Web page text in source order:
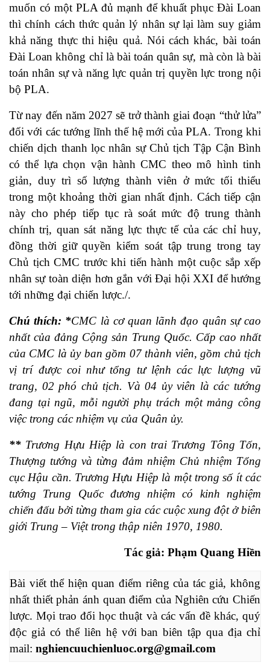
muốn có một PLA đủ mạnh để khuất phục Đài Loan
thì chính cách thức quản lý nhân sự lại làm suy giảm
khả năng thực thi hiệu quả. Nói cách khác, bài toán
Đài Loan không chỉ là bài toán quân sự, mà còn là bài
toán nhân sự và năng lực quản trị quyền lực trong nội
bộ PLA.
Từ nay đến năm 2027 sẽ trở thành giai đoạn “thử lửa”
đối với các tướng lĩnh thế hệ mới của PLA. Trong khi
chiến dịch thanh lọc nhân sự Chủ tịch Tập Cận Bình
có thể lựa chọn vận hành CMC theo mô hình tinh
giản, duy trì số lượng thành viên ở mức tối thiểu
trong một khoảng thời gian nhất định. Cách tiếp cận
này cho phép tiếp tục rà soát mức độ trung thành
chính trị, quan sát năng lực thực tế của các chỉ huy,
đồng thời giữ quyền kiểm soát tập trung trong tay
Chủ tịch CMC trước khi tiến hành một cuộc sắp xếp
nhân sự toàn diện hơn gắn với Đại hội XXI để hướng
tới những đại chiến lược./.
Chú thích: *CMC là cơ quan lãnh đạo quân sự cao
nhất của đảng Cộng sản Trung Quốc. Cấp cao nhất
của CMC là ủy ban gồm 07 thành viên, gồm chủ tịch
vị trí được coi như tổng tư lệnh các lực lượng vũ
trang, 02 phó chủ tịch. Và 04 ủy viên là các tướng
đang tại ngũ, mỗi người phụ trách một mảng công
việc trong các nhiệm vụ của Quân ủy.
** Trương Hựu Hiệp là con trai Trương Tông Tốn,
Thượng tướng và từng đảm nhiệm Chủ nhiệm Tổng
cục Hậu cần. Trương Hựu Hiệp là một trong số ít các
tướng Trung Quốc đương nhiệm có kinh nghiệm
chiến đấu bởi từng tham gia các cuộc xung đột ở biên
giới Trung – Việt trong thập niên 1970, 1980.
Tác giả: Phạm Quang Hiền
Bài viết thể hiện quan điểm riêng của tác giả, không
nhất thiết phản ánh quan điểm của Nghiên cứu Chiến
lược. Mọi trao đổi học thuật và các vấn đề khác, quý
độc giả có thể liên hệ với ban biên tập qua địa chỉ
mail: nghiencuuchienluoc.org@gmail.com